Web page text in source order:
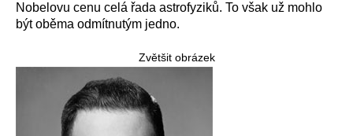
Nobelovu cenu celá řada astrofyziků. To však už mohlo
být oběma odmítnutým jedno.
Zvětšit obrázek